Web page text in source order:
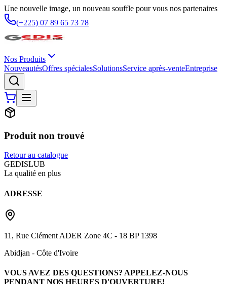
Une nouvelle image, un nouveau souffle pour vous nos partenaires
(+225) 07 89 65 73 78
Nos Produits
NouveautésOffres spécialesSolutionsService après-venteEntreprise
Produit non trouvé
Retour au catalogue
GEDISLUB
La qualité en plus
ADRESSE
11, Rue Clément ADER Zone 4C - 18 BP 1398
Abidjan - Côte d'Ivoire
VOUS AVEZ DES QUESTIONS? APPELEZ-NOUS
PENDANT NOS HEURES D'OUVERTURE!